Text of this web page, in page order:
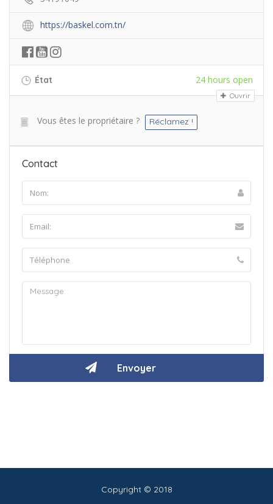
https://baskel.com.tn/
État 24 hours open
Ouvrir
Vous êtes le propriétaire ? Réclamez !
Contact
Copyright © 2018